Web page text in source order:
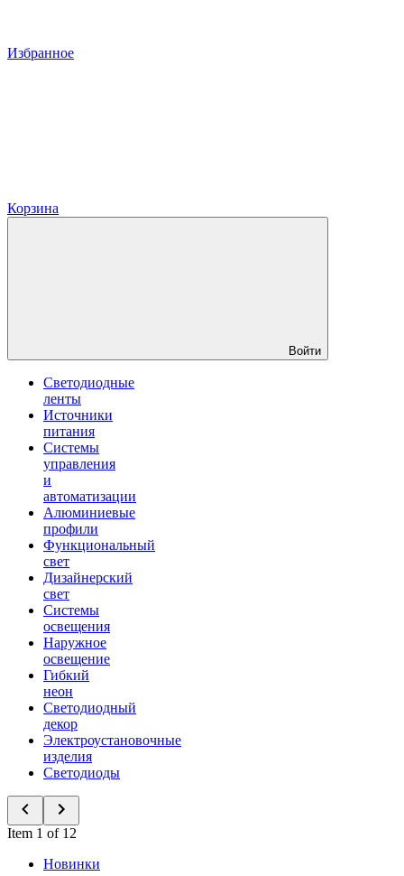
Избранное
Корзина
Войти
Светодиодные
ленты
Источники
питания
Системы
управления
и
автоматизации
Алюминиевые
профили
Функциональный
свет
Дизайнерский
свет
Системы
освещения
Наружное
освещение
Гибкий
неон
Светодиодный
декор
Электроустановочные
изделия
Светодиоды
Item 1 of 12
Новинки